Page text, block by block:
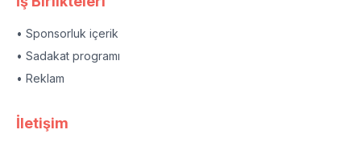
• Sponsorluk içerik
• Sadakat programı
• Reklam
İletişim